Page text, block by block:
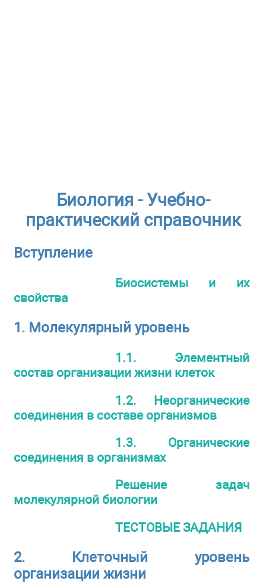
Биология - Учебно-
практический справочник
Вступление
Биосистемы и их
свойства
1. Молекулярный уровень
1.1. Элементный
состав организации жизни клеток
1.2. Неорганические
соединения в составе организмов
1.3. Органические
соединения в организмах
Решение задач
молекулярной биологии
ТЕСТОВЫЕ ЗАДАНИЯ
2. Клеточный уровень
организации жизни